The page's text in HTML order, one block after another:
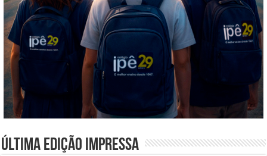
Última edição impressa